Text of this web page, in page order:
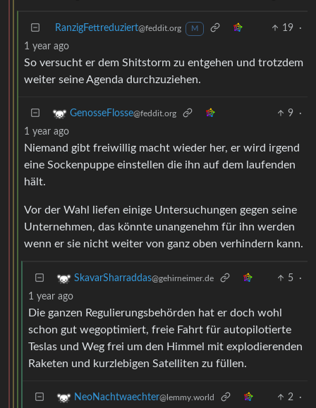
RanzigFettreduziert@feddit.org M 19
·
1 year ago
So versucht er dem Shitstorm zu entgehen und trotzdem
weiter seine Agenda durchzuziehen.
GenosseFlosse@feddit.org 9
·
1 year ago
Niemand gibt freiwillig macht wieder her, er wird irgend
eine Sockenpuppe einstellen die ihn auf dem laufenden
hält.
Vor der Wahl liefen einige Untersuchungen gegen seine
Unternehmen, das könnte unangenehm für ihn werden
wenn er sie nicht weiter von ganz oben verhindern kann.
SkavarSharraddas@gehirneimer.de 5
·
1 year ago
Die ganzen Regulierungsbehörden hat er doch wohl
schon gut wegoptimiert, freie Fahrt für autopilotierte
Teslas und Weg frei um den Himmel mit explodierenden
Raketen und kurzlebigen Satelliten zu füllen.
NeoNachtwaechter@lemmy.world 2
·